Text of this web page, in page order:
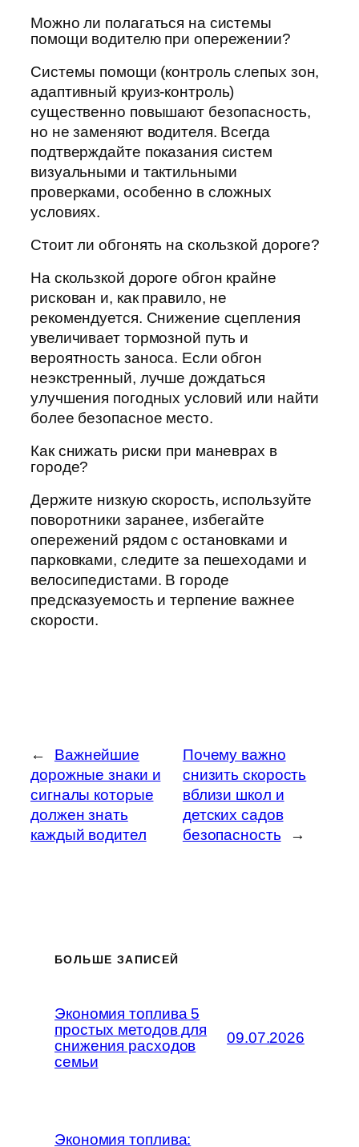
Можно ли полагаться на системы
помощи водителю при опережении?
Системы помощи (контроль слепых зон,
адаптивный круиз-контроль)
существенно повышают безопасность,
но не заменяют водителя. Всегда
подтверждайте показания систем
визуальными и тактильными
проверками, особенно в сложных
условиях.
Стоит ли обгонять на скользкой дороге?
На скользкой дороге обгон крайне
рискован и, как правило, не
рекомендуется. Снижение сцепления
увеличивает тормозной путь и
вероятность заноса. Если обгон
неэкстренный, лучше дождаться
улучшения погодных условий или найти
более безопасное место.
Как снижать риски при маневрах в
городе?
Держите низкую скорость, используйте
поворотники заранее, избегайте
опережений рядом с остановками и
парковками, следите за пешеходами и
велосипедистами. В городе
предсказуемость и терпение важнее
скорости.
←
Важнейшие
дорожные знаки и
сигналы которые
должен знать
каждый водител
Почему важно
снизить скорость
вблизи школ и
детских садов
безопасность
→
БОЛЬШЕ ЗАПИСЕЙ
Экономия топлива 5
простых методов для
снижения расходов
семьи
09.07.2026
Экономия топлива: